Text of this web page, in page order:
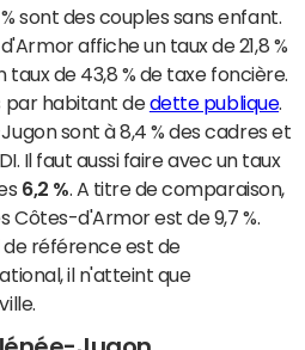
sont des couples sans enfant.
affiche un taux de 21,8 %
de 43,8 % de taxe foncière.
par habitant dedette publique.
sont à 8,4 % des cadres et
Il faut aussi faire avec un taux
6,2 %. A titre de comparaison,
Côtes-d'Armor est de 9,7 %.
de référence est de
il n'atteint que